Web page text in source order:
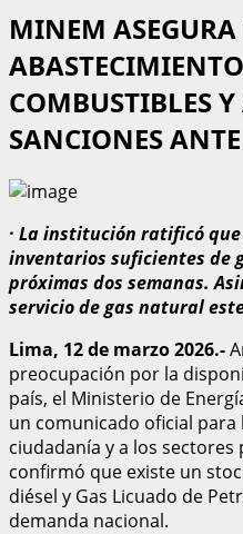
MINEM ASEGURA
COMBUSTIBLES
SANCIONES
· La institución ratificó
inventarios suficientes de
próximas dos semanas.
servicio de gas natural
Lima, 12 de marzo 2026.-
preocupación por la
país, el Ministerio de
un comunicado oficial
ciudadanía y a los
confirmó que existe un
diésel y Gas Licuado de
demanda nacional.